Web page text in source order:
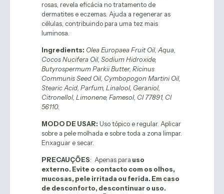
rosas, revela eficácia no tratamento de
dermatites e eczemas. Ajuda a regenerar as
células, contribuindo para uma tez mais
luminosa.
Ingredients: Olea Europaea Fruit Oil, Aqua,
Cocos Nucifera Oil, Sodium Hidroxide,
Butyrospermum Parkii Butter, Ricinus
Communis Seed Oil, Cymbopogon Martini Oil,
Stearic Acid, Parfum, Linalool, Geraniol,
Citronellol, Limonene, Famesol, CI 77891, Cl
56110.
MODO DE USAR: Uso tópico e regular. Aplicar
sobre a pele molhada e sobre toda a zona limpar.
Enxaguar e secar.
PRECAUÇÕES: Apenas para uso
externo. Evite o contacto com os olhos,
mucosas, pele irritada ou ferida. Em caso
de desconforto, descontinuar o uso.